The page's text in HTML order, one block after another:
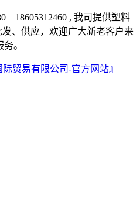
18605312460 , 我司提供塑料
发、供应，欢迎广大新老客户来
。